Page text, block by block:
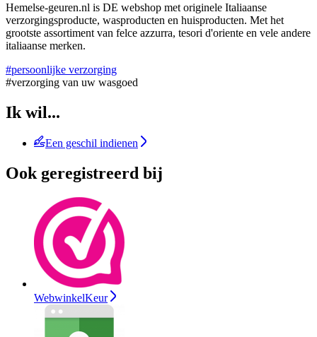
Hemelse-geuren.nl is DE webshop met originele Italiaanse
verzorgingsproducte, wasproducten en huisproducten. Met het
grootste assortiment van felce azzurra, tesori d'oriente en vele andere
italiaanse merken.
#persoonlijke verzorging
#verzorging van uw wasgoed
Ik wil...
Een geschil indienen
Ook geregistreerd bij
WebwinkelKeur